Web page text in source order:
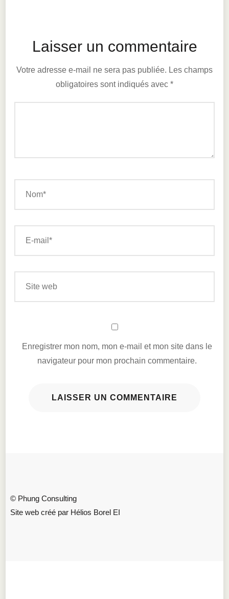
Laisser un commentaire
Votre adresse e-mail ne sera pas publiée. Les champs
obligatoires sont indiqués avec *
Enregistrer mon nom, mon e-mail et mon site dans le
navigateur pour mon prochain commentaire.
© Phung Consulting
Site web créé par Hélios Borel EI